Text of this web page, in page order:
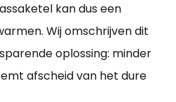
kan dus een
Wij omschrijven dit
oplossing: minder
afscheid van het dure